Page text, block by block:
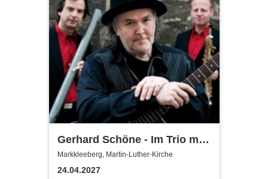
Gerhard Schöne - Im Trio mit
Orgel & Sax: Ich öffne die Tür
weit am Abend
Markkleeberg, Martin-Luther-Kirche
24.04.2027